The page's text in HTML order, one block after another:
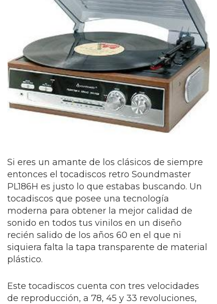
Si eres un amante de los clásicos de siempre
entonces el tocadiscos retro Soundmaster
PL186H es justo lo que estabas buscando. Un
tocadiscos que posee una tecnología
moderna para obtener la mejor calidad de
sonido en todos tus vinilos en un diseño
recién salido de los años 60 en el que ni
siquiera falta la tapa transparente de material
plástico.
Este tocadiscos cuenta con tres velocidades
de reproducción, a 78, 45 y 33 revoluciones,